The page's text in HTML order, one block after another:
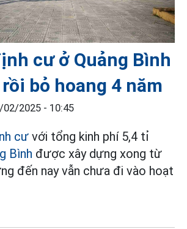
cư ở Quảng Bình
bỏ hoang 4 năm
02/2025 - 10:45
cư với tổng kinh phí 5,4 tỉ
Bình được xây dựng xong từ
đến nay vẫn chưa đi vào hoạt